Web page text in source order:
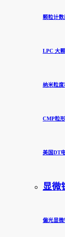
颗粒计
LPC 大
纳米粒
CMP粒
美国DT
显微
偏光显微